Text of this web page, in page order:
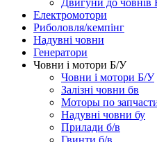
Електромотори
Риболовля/кемпінг
Надувні човни
Генератори
Човни і мотори Б/У
Човни і мотори Б/У
Залізні човни бв
Моторы по
Надувні човни бу
Прилади б/в
Гвинти б/в